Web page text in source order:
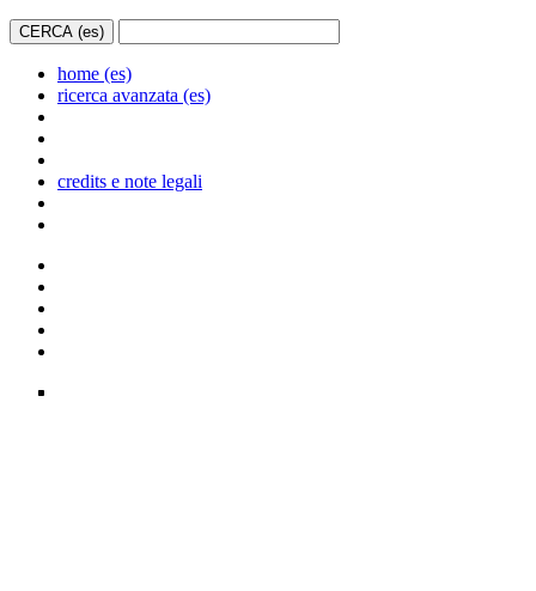
home (es)
ricerca avanzata (es)
credits e note legali